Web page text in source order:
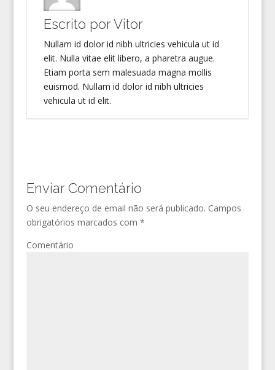
Escrito porVitor
Nullam id dolor id nibh ultricies vehicula ut id
elit. Nulla vitae elit libero, a pharetra augue.
Etiam porta sem malesuada magna mollis
euismod. Nullam id dolor id nibh ultricies
vehicula ut id elit.
Enviar Comentário
O seu endereço de email não será publicado. Campos
obrigatórios marcados com *
Comentário